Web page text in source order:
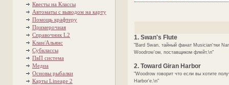
Квесты на Классы
Автоматы с выводом на карту
Помощь крафтеру
Примерочная
Справочник L2
Клан/Альянс
Субклассы
ПвП система
Медиа
Основы рыбалки
Карты Lineage 2
1. Swan's Flute
"Bard Swan, тайный фанат Musician'тки
Woodrow'ом, поставщиком флейт.\n"
2. Toward Giran Harbor
"Woodrow говорит что если вы хотите
Harbor'е.\n"